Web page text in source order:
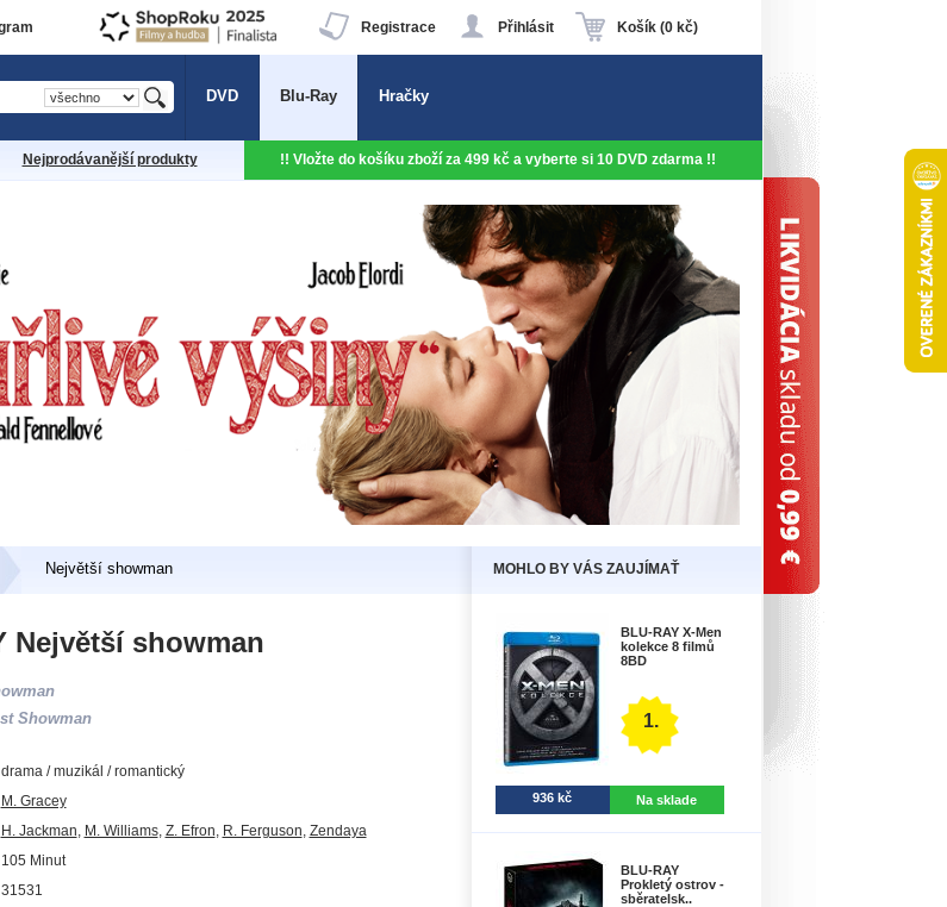
Košík (0 kč)
Přihlásit
Registrace
DVD Blu-Ray Hračky
Nejprodávanější produkty !! Vložte do košíku zboží za 499 kč a vyberte si 10 DVD zdarma !!
Největší showman MOHLO BY VÁS ZAUJÍMAŤ
Největší showman
Showman
drama / muzikál / romantický
M. Gracey
H. Jackman, M. Williams, Z. Efron, R. Ferguson, Zendaya
105 Minut
31531
BLU-RAY X-Men
kolekce 8 filmů
8BD
1.
936 kč Na sklade
BLU-RAY
Prokletý ostrov -
sběratelsk..